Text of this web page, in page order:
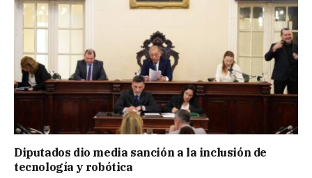
Diputados dio media sanción a la inclusión de
tecnología y robótica